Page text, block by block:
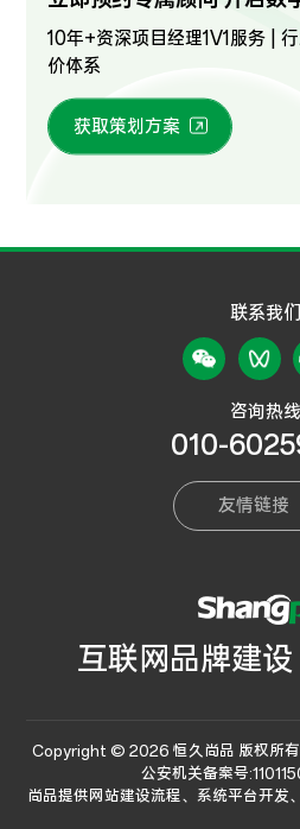
10年+资深项目经理1V1服务 |
价体系
获取策划方案
联系我们
咨询热线
010-
友情链接
互联网品牌建
Copyright © 2026 恒久尚品 版权
公安机关备案号
尚品提供网站建设流程、系统平台开发